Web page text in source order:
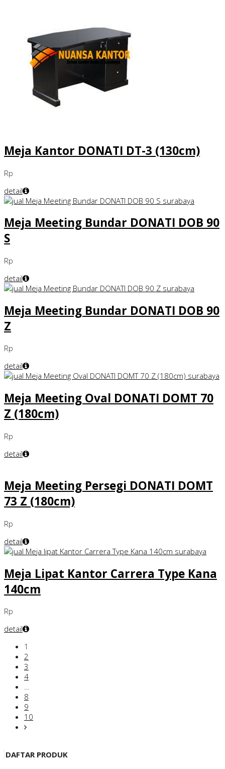
Meja Kantor DONATI DT-3 (130cm)
Rp
detail
Meja Meeting Bundar DONATI DOB 90
S
Rp
detail
Meja Meeting Bundar DONATI DOB 90
Z
Rp
detail
Meja Meeting Oval DONATI DOMT 70
Z (180cm)
Rp
detail
Meja Meeting Persegi DONATI DOMT
73 Z (180cm)
Rp
detail
Meja Lipat Kantor Carrera Type Kana
140cm
Rp
detail
1
2
3
4
…
8
9
10
DAFTAR PRODUK